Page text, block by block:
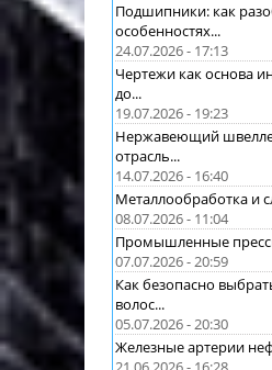
Подшипники: как
особенностях...
24.07.2026 - 17:13
Чертежи как основа
до...
19.07.2026 - 19:23
Нержавеющий
отрасль...
14.07.2026 - 16:40
Металлообработка и
08.07.2026 - 11:04
Промышленные
07.07.2026 - 20:59
Как безопасно
волос...
05.07.2026 - 20:30
Железные артерии